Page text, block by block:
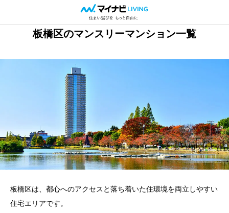
板橋区のマンスリーマンション一覧
板橋区は、都心へのアクセスと落ち着いた住環境を両立しやすい
住宅エリアです。